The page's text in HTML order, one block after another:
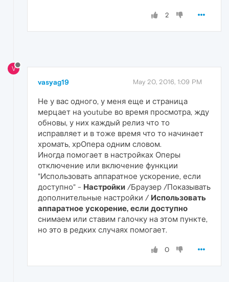
2
V
vasyag19 May 20, 2016, 1:09 PM
Не у вас одного, у меня еще и страница
мерцает на youtube во время просмотра, жду
обновы, у них каждый релиз что то
исправляет и в тоже время что то начинает
хромать, хрОпера одним словом.
Иногда помогает в настройках Оперы
отключение или включение функции
"Использовать аппаратное ускорение, если
доступно" - Настройки /Браузер /Показывать
дополнительные настройки / Использовать
аппаратное ускорение, если доступно
снимаем или ставим галочку на этом пункте,
но это в редких случаях помогает.
0